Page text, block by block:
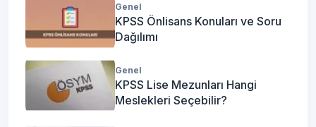
Genel
KPSS Önlisans Konuları ve Soru
Dağılımı
Genel
KPSS Lise Mezunları Hangi
Meslekleri Seçebilir?